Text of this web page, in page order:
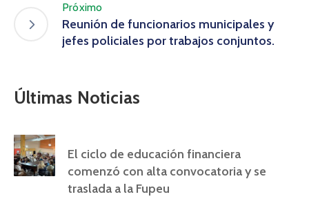
Próximo
Reunión de funcionarios municipales y
jefes policiales por trabajos conjuntos.
Últimas Noticias
El ciclo de educación financiera
comenzó con alta convocatoria y se
traslada a la Fupeu